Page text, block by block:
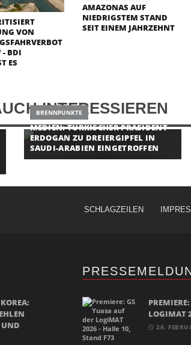
VON
- BDI
ES
AMAZONAS AUF
NIEDRIGSTEM STAND
SEIT EINEM JAHRZEHNT
INTERESSIEREN
BRENNPUNKTE
MEDIEN: TÜRKISCHER PRÄSIDENT
ERDOGAN ZU DREIERGIPFEL IN
SAUDI-ARABIEN EINGETROFFEN
SCHLAGZEILEN
UND
LOGIMAT
26.